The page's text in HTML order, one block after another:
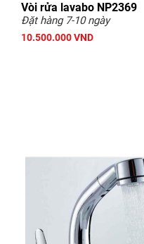
Vòi rửa lavabo NP2369
Đặt hàng 7-10 ngày
10.500.000 VND